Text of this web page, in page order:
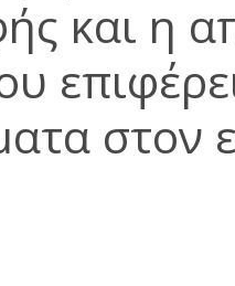
και η
στον